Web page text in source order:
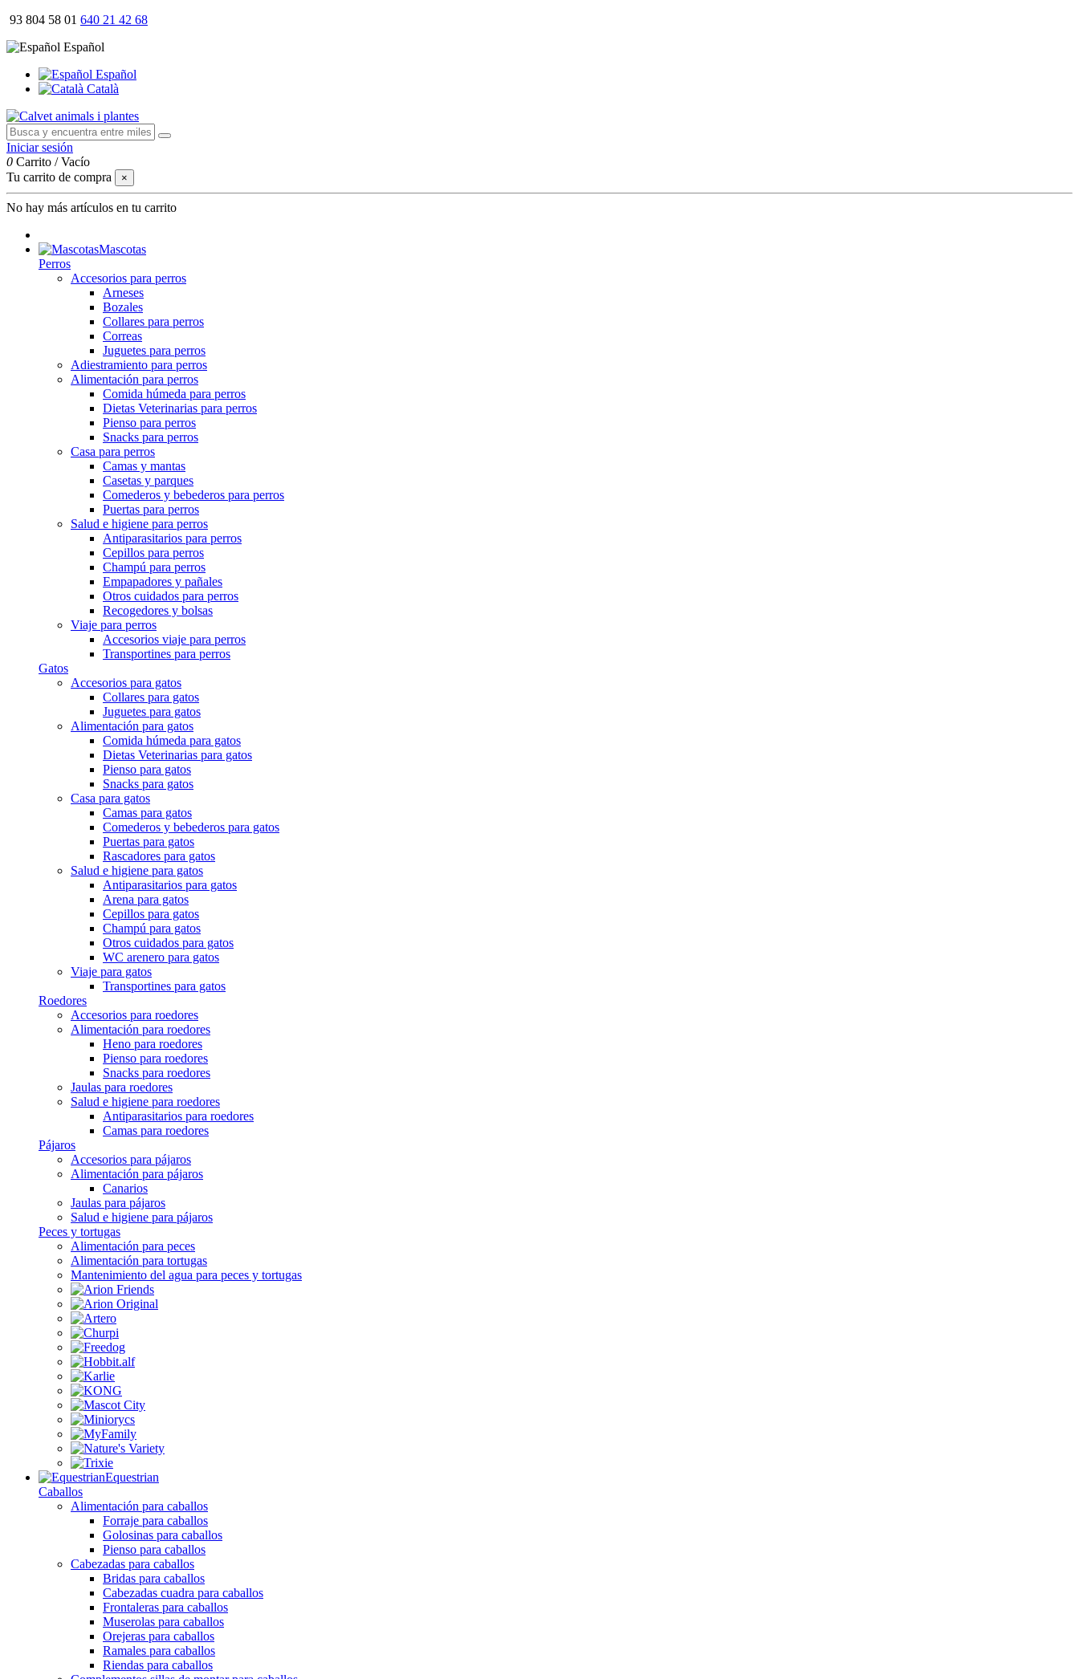
93 804 58 01 640 21 42 68
Español
Español
Català
Iniciar sesión
0 Carrito /Vacío
Tu carrito de compra
×
No hay más artículos en tu carrito
Mascotas
Perros
Accesorios para perros
Arneses
Bozales
Collares para perros
Correas
Juguetes para perros
Adiestramiento para perros
Alimentación para perros
Comida húmeda para perros
Dietas Veterinarias para perros
Pienso para perros
Snacks para perros
Casa para perros
Camas y mantas
Casetas y parques
Comederos y bebederos para perros
Puertas para perros
Salud e higiene para perros
Antiparasitarios para perros
Cepillos para perros
Champú para perros
Empapadores y pañales
Otros cuidados para perros
Recogedores y bolsas
Viaje para perros
Accesorios viaje para perros
Transportines para perros
Gatos
Accesorios para gatos
Collares para gatos
Juguetes para gatos
Alimentación para gatos
Comida húmeda para gatos
Dietas Veterinarias para gatos
Pienso para gatos
Snacks para gatos
Casa para gatos
Camas para gatos
Comederos y bebederos para gatos
Puertas para gatos
Rascadores para gatos
Salud e higiene para gatos
Antiparasitarios para gatos
Arena para gatos
Cepillos para gatos
Champú para gatos
Otros cuidados para gatos
WC arenero para gatos
Viaje para gatos
Transportines para gatos
Roedores
Accesorios para roedores
Alimentación para roedores
Heno para roedores
Pienso para roedores
Snacks para roedores
Jaulas para roedores
Salud e higiene para roedores
Antiparasitarios para roedores
Camas para roedores
Pájaros
Accesorios para pájaros
Alimentación para pájaros
Canarios
Jaulas para pájaros
Salud e higiene para pájaros
Peces y tortugas
Alimentación para peces
Alimentación para tortugas
Mantenimiento del agua para peces y tortugas
Equestrian
Caballos
Alimentación para caballos
Forraje para caballos
Golosinas para caballos
Pienso para caballos
Cabezadas para caballos
Bridas para caballos
Cabezadas cuadra para caballos
Frontaleras para caballos
Muserolas para caballos
Orejeras para caballos
Ramales para caballos
Riendas para caballos